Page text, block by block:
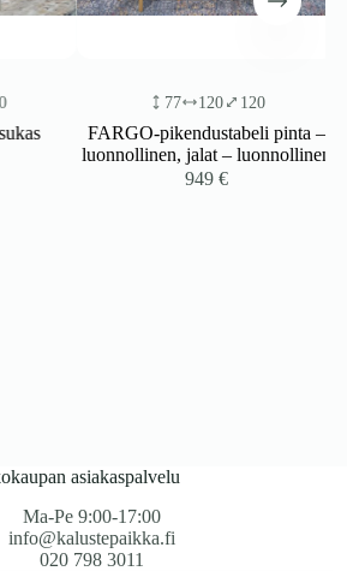
77 120 120
FARGO-pikendustabeli pinta –
luonnollinen, jalat – luonnollinen
949€
asiakaspalvelu
Ma-Pe 9:00-17:00
info@kalustepaikka.fi
020 798 3011